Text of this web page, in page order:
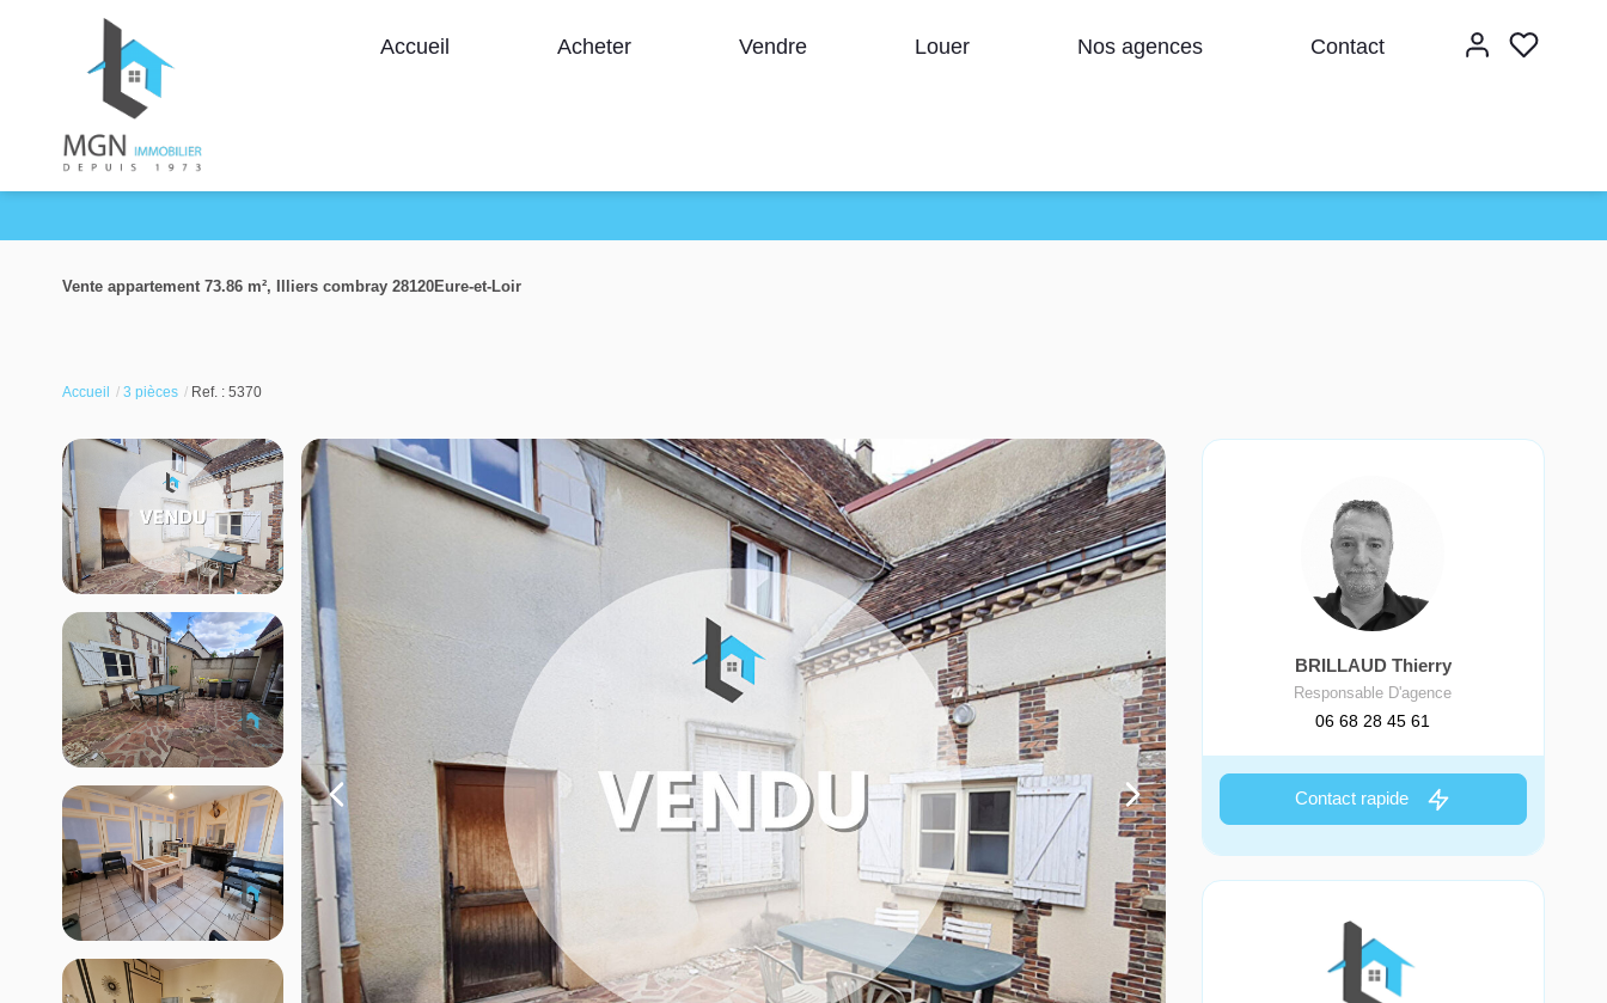
Accueil Acheter Vendre Louer Nos agences Contact
Vente appartement 73.86 m², Illiers combray 28120Eure-et-Loir
Accueil 3 pièces Ref. : 5370
BRILLAUD Thierry
Responsable D'agence
06 68 28 45 61
Contact rapide